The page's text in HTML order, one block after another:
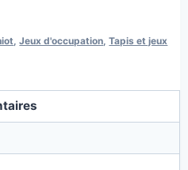
,Jeux d'occupation ,Tapis et jeux